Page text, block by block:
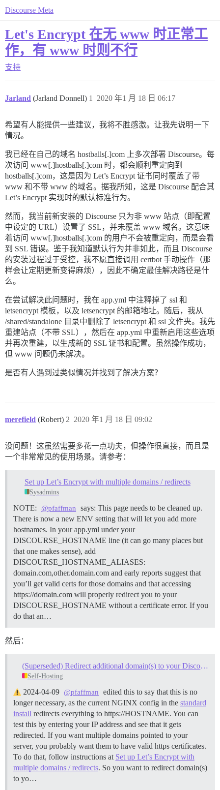
Discourse Meta
Let's Encrypt 在无 www 时正常工
作，有 www 时则不行
支持
Jarland (Jarland Donnell) 2020 年1 月 18 日 06:17
1
希望有人能提供一些建议，我将不胜感激。让我先说明一下
情况。
我已经在自己的域名 hostballs[.]com 上多次部署 Discourse。每
次访问 www[.]hostballs[.]com 时，都会顺利重定向到
hostballs[.]com，这是因为 Let’s Encrypt 证书同时覆盖了带
www 和不带 www 的域名。据我所知，这是 Discourse 配合其
Let’s Encrypt 实现时的默认标准行为。
然而，我当前新安装的 Discourse 只为非 www 站点（即配置
中设定的 URL）设置了 SSL，并未覆盖 www 域名。这意味
着访问 www[.]hostballs[.]com 的用户不会被重定向，而是会看
到 SSL 错误。鉴于我知道默认行为并非如此，而且 Discourse
的安装过程过于受控，我不愿直接调用 certbot 手动操作（那
样会让定期更新变得麻烦），因此不确定最佳解决路径是什
么。
在尝试解决此问题时，我在 app.yml 中注释掉了 ssl 和
letsencrypt 模板，以及 letsencrypt 的邮箱地址。随后，我从
/shared/standalone 目录中删除了 letsencrypt 和 ssl 文件夹。我先
重建站点（不带 SSL），然后在 app.yml 中重新启用这些选项
并再次重建，以生成新的 SSL 证书和配置。虽然操作成功，
但 www 问题仍未解决。
是否有人遇到过类似情况并找到了解决方案？
merefield (Robert) 2020 年1 月 18 日 09:02
2
没问题！这虽然需要多花一点功夫，但操作很直接，而且是
一个非常常见的使用场景。请参考：
Set up Let’s Encrypt with multiple domains / redirects
Sysadmins
NOTE: @pfaffman
says: This page needs to be cleaned up.
There is now a new ENV setting that will let you add more
hostnames. In your app.yml under your
DISCOURSE_HOSTNAME line (it can go many places but
that one makes sense), add
DISCOURSE_HOSTNAME_ALIASES:
domain.com,other.domain.com and early reports suggest that
you’ll get valid certs for those domains and that accessing
https://domain.com will properly redirect you to your
DISCOURSE_HOSTNAME without a certificate error. If you
do that an…
然后：
(Superseded) Redirect additional domain(s) to your Discourse instance
Self-Hosting
2024-04-09 @pfaffman
edited this to say that this is no
longer necessary, as the current NGINX config in the standard
install redirects everything to https://HOSTNAME. You can
test this by entering your IP address and see that it gets
redirected. If you want multiple domains pointed to your
server, you probably want them to have valid https certificates.
To do that, follow instructions at Set up Let’s Encrypt with
multiple domains / redirects. So you want to redirect domain(s)
to yo…